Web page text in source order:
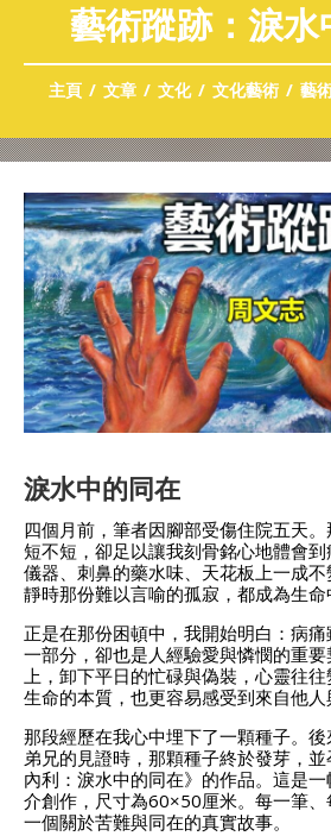
藝術蹤跡：淚
主頁 文章 文化 文化藝術 藝
淚水中的同在
四個月前，筆者因腳部受傷住院五天
短不短，卻足以讓我刻骨銘心地體會
儀器、刺鼻的藥水味、天花板上一成
靜時那份難以言喻的孤寂，都成為生命
正是在那份困頓中，我開始明白：病
一部分，卻也是人經驗愛與憐憫的重
上，卸下平日的忙碌與偽裝，心靈往
生命的本質，也更容易感受到來自他人
那段經歷在我心中埋下了一顆種子。
弟兄的見證時，那顆種子終於發芽，
內利：淚水中的同在》的作品。這是
介創作，尺寸為60×50厘米。每一筆
一個關於苦難與同在的真實故事。